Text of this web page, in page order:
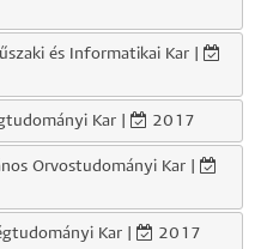
és Informatikai Kar |
Kar | 2017
Orvostudományi Kar |
Kar | 2017